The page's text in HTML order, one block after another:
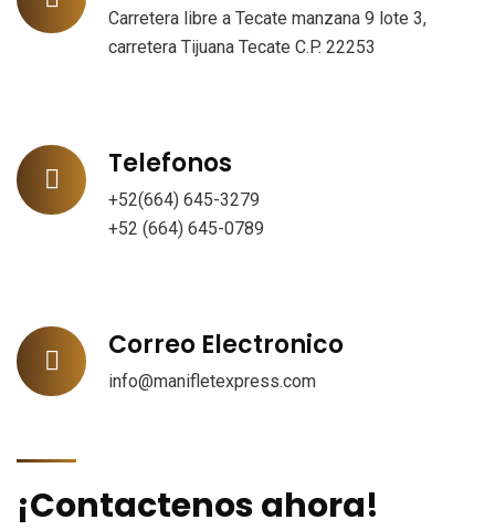
Carretera libre a Tecate manzana 9 lote 3,
carretera Tijuana Tecate C.P. 22253
Telefonos
+52(664) 645-3279
+52 (664) 645-0789
Correo Electronico
info@manifletexpress.com
¡Contactenos ahora!